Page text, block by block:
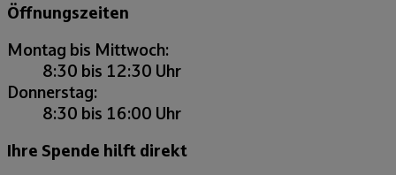
Öffnungszeiten
Montag bis Mittwoch:
8:30 bis 12:30 Uhr
Donnerstag:
8:30 bis 16:00 Uhr
Ihre Spende hilft direkt